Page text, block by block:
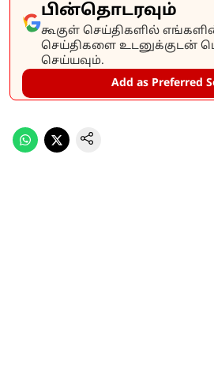
பின்தொடரவும்
கூகுள் செய்திகளில்
செய்திகளை உடனுக்குடன்
செய்யவும்.
Add as Preferred